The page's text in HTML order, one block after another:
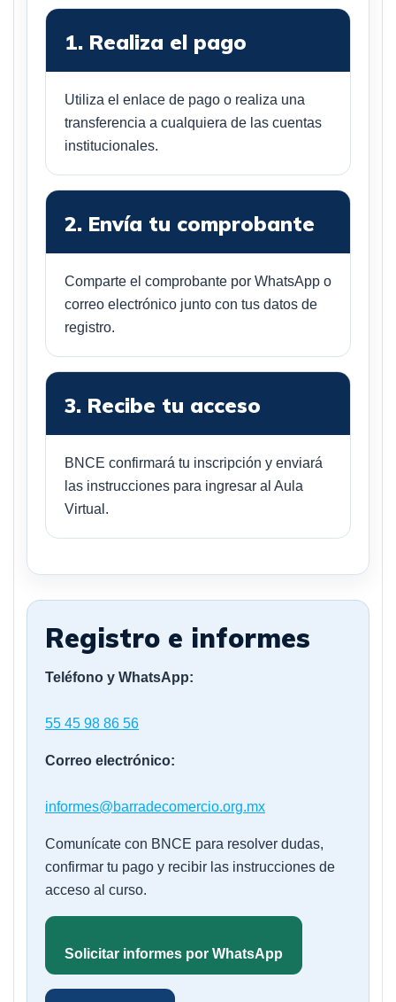
1. Realiza el pago
Utiliza el enlace de pago o realiza una
transferencia a cualquiera de las cuentas
institucionales.
2. Envía tu comprobante
Comparte el comprobante por WhatsApp o
correo electrónico junto con tus datos de
registro.
3. Recibe tu acceso
BNCE confirmará tu inscripción y enviará
las instrucciones para ingresar al Aula
Virtual.
Registro e informes
Teléfono y WhatsApp:
55 45 98 86 56
Correo electrónico:
informes@barradecomercio.org.mx
Comunícate con BNCE para resolver dudas,
confirmar tu pago y recibir las instrucciones de
acceso al curso.
Solicitar informes por WhatsApp